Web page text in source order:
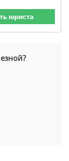
юриста